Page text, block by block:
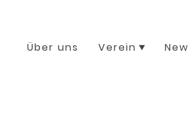
Über uns Verein